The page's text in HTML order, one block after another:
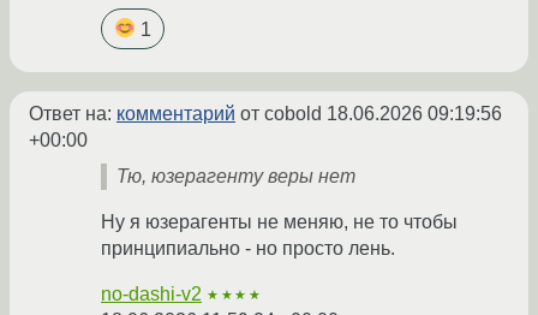
1
Ответ на: комментарий от cobold 18.06.2026 09:19:56
+00:00
Тю, юзерагенту веры нет
Ну я юзерагенты не меняю, не то чтобы
принципиально - но просто лень.
no-dashi-v2 ★★★★